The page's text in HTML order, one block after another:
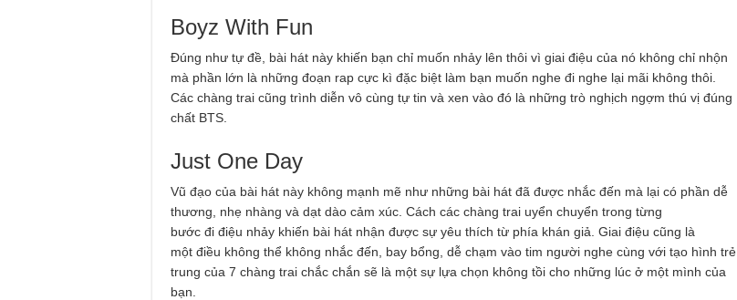
Boyz With Fun
Đúng như tự đề, bài hát này khiến bạn chỉ muốn nhảy lên thôi vì giai điệu của nó không chỉ nhộn
mà phần lớn là những đoạn rap cực kì đặc biệt làm bạn muốn nghe đi nghe lại mãi không thôi.
Các chàng trai cũng trình diễn vô cùng tự tin và xen vào đó là những trò nghịch ngợm thú vị đúng
chất BTS.
Just One Day
Vũ đạo của bài hát này không mạnh mẽ như những bài hát đã được nhắc đến mà lại có phần dễ
thương, nhẹ nhàng và dạt dào cảm xúc. Cách các chàng trai uyển chuyển trong từng
bước đi điệu nhảy khiến bài hát nhận được sự yêu thích từ phía khán giả. Giai điệu cũng là
một điều không thể không nhắc đến, bay bổng, dễ chạm vào tim người nghe cùng với tạo hình trẻ
trung của 7 chàng trai chắc chắn sẽ là một sự lựa chọn không tồi cho những lúc ở một mình của
bạn.